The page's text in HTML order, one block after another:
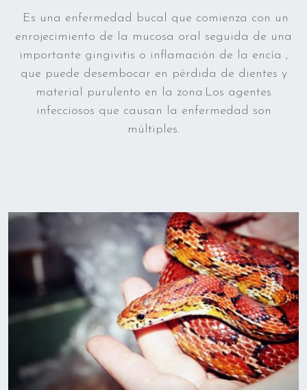
Es una enfermedad bucal que comienza con un
enrojecimiento de la mucosa oral seguida de una
importante gingivitis o inflamación de la encía ,
que puede desembocar en pérdida de dientes y
material purulento en la zona.Los agentes
infecciosos que causan la enfermedad son
múltiples.